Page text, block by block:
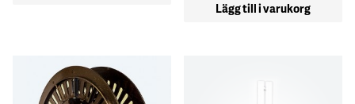
Lägg till i varukorg